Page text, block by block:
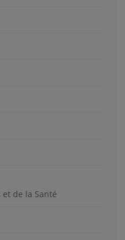
de la Santé